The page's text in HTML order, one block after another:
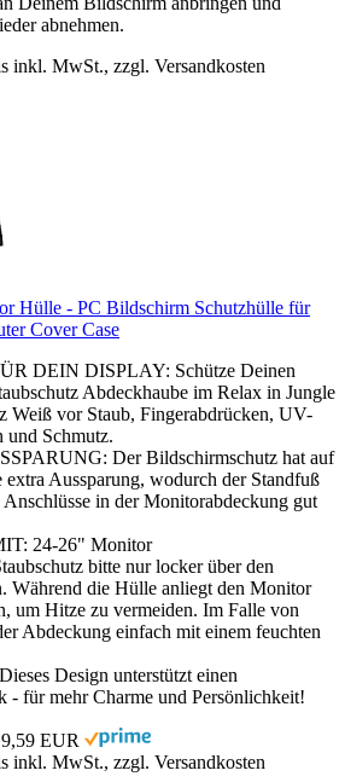
abnehmen.
inkl. MwSt., zzgl. Versandkosten
Hülle - PC Bildschirm Schutzhülle für
Cover Case
DEIN DISPLAY: Schütze Deinen
Abdeckhaube im Relax in Jungle
Weiß vor Staub, Fingerabdrücken, UV-
und Schmutz.
Der Bildschirmschutz hat auf
extra Aussparung, wodurch der Standfuß
in der Monitorabdeckung gut
24-26" Monitor
bitte nur locker über den
Während die Hülle anliegt den Monitor
um Hitze zu vermeiden. Im Falle von
Abdeckung einfach mit einem feuchten
Design unterstützt einen
- für mehr Charme und Persönlichkeit!
9,59 EUR
inkl. MwSt., zzgl. Versandkosten